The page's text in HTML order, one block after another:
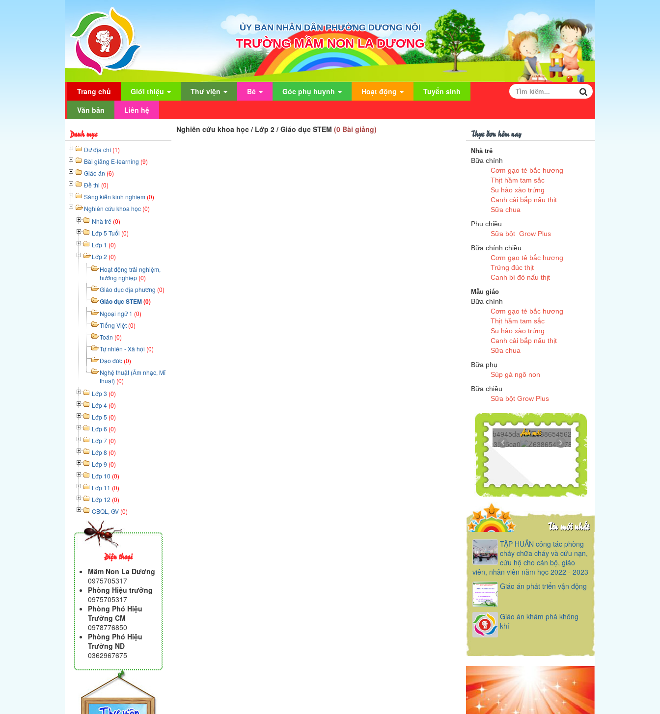
ỦY BAN NHÂN DÂN PHƯỜNG DƯƠNG NỘI
TRƯỜNG MẦM NON LA DƯƠNG
Trang chủ Giới thiệu Thư viện Bé Góc phụ huynh Hoạt động
Tuyển sinh
Văn bản
Liên hệ
Nghiên cứu khoa học / Lớp 2 / Giáo dục STEM(0 Bài giảng) Thực đơn hôm nay
Nhà trẻ
Bữa chính
Cơm gạo tẻ bắc hương
Thịt hầm tam sắc
Su hào xào trứng
Canh cải bắp nấu thịt
Sữa chua
Phụ chiều
Sữa bột Grow Plus
Bữa chính chiều
Cơm gạo tẻ bắc hương
Trứng đúc thịt
Canh bí đỏ nấu thịt
Mẫu giáo
Bữa chính
Cơm gạo tẻ bắc hương
Thịt hầm tam sắc
Su hào xào trứng
Canh cải bắp nấu thịt
Sữa chua
Bữa phụ
Súp gà ngô non
Bữa chiều
Sữa bột Grow Plus
Z6386545625272...
Z6386545278606...
Ảnh mới
Tin mới nhất
TẬP HUẤN công tác phòng
cháy chữa cháy và cứu nạn,
cứu hộ cho cán bộ, giáo
viên, nhân viên năm học 2022 - 2023
Giáo án phát triển vận động
Giáo án khám phá không
khí
Danh mục
Dư địa chí(1)
Bài giảng E-learning (9)
Giáo án (6)
Đề thi (0)
Sáng kiến kinh nghiệm (0)
Nghiên cứu khoa học (0)
Nhà trẻ (0)
Lớp 5 Tuổi (0)
Lớp 1 (0)
Lớp 2 (0)
Hoạt động trải nghiệm,
hướng nghiệp (0)
Giáo dục địa phương (0)
Giáo dục STEM(0)
Ngoại ngữ 1 (0)
Tiếng Việt (0)
Toán (0)
Tự nhiên - Xã hội (0)
Đạo đức (0)
Nghệ thuật (Âm nhạc, Mĩ
thuật) (0)
Lớp 3 (0)
Lớp 4 (0)
Lớp 5 (0)
Lớp 6 (0)
Lớp 7 (0)
Lớp 8 (0)
Lớp 9 (0)
Lớp 10 (0)
Lớp 11 (0)
Lớp 12 (0)
CBQL, GV (0)
Điện thoại
Mầm Non La Dương
0975705317
Phòng Hiệu trưởng
0975705317
Phòng Phó Hiệu
Trưởng CM
0978776850
Phòng Phó Hiệu
Trưởng ND
0362967675